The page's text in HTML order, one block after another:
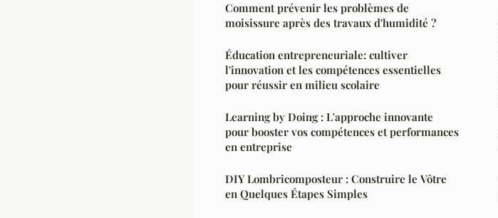
Comment prévenir les problèmes de
moisissure après des travaux d'humidité ?
Éducation entrepreneuriale: cultiver
l'innovation et les compétences essentielles
pour réussir en milieu scolaire
Learning by Doing : L'approche innovante
pour booster vos compétences et performances
en entreprise
DIY Lombricomposteur : Construire le Vôtre
en Quelques Étapes Simples